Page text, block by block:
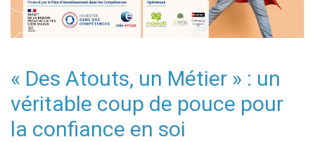
« Des Atouts, un Métier » : un
véritable coup de pouce pour
la confiance en soi